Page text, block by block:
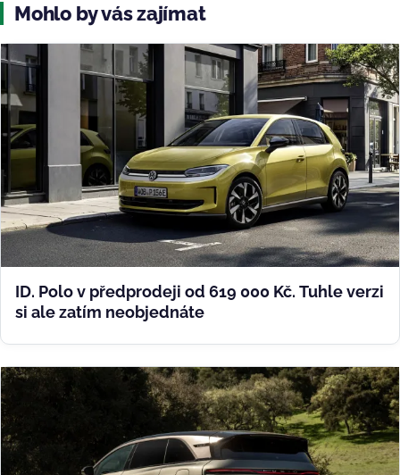
Mohlo by vás zajímat
ID. Polo v předprodeji od 619 000 Kč. Tuhle verzi
si ale zatím neobjednáte